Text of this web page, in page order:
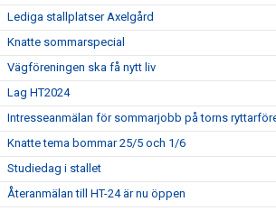
Lediga stallplatser Axelgård
Knatte sommarspecial
Vägföreningen ska få nytt liv
Lag HT2024
Intresseanmälan för sommarjobb på torns
Knatte tema bommar 25/5 och 1/6
Studiedag i stallet
Återanmälan till HT-24 är nu öppen